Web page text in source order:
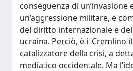
conseguenza di un’invasione
un’aggressione militare, e
del diritto internazionale e
ucraina. Perciò, è il Cremlino
catalizzatore della crisi, a
mediatico occidentale. Ma